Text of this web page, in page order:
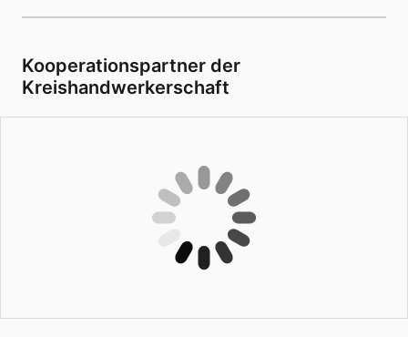
Kooperationspartner der
Kreishandwerkerschaft